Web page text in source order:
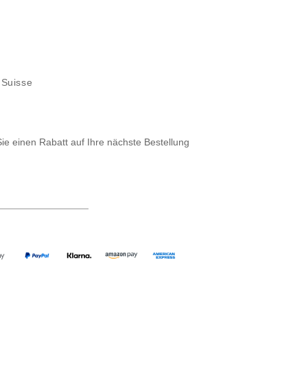
einen Rabatt auf Ihre nächste Bestellung